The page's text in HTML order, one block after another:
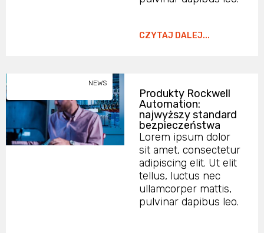
CZYTAJ DALEJ...
NEWS
Produkty Rockwell
Automation:
najwyższy standard
bezpieczeństwa
Lorem ipsum dolor
sit amet, consectetur
adipiscing elit. Ut elit
tellus, luctus nec
ullamcorper mattis,
pulvinar dapibus leo.